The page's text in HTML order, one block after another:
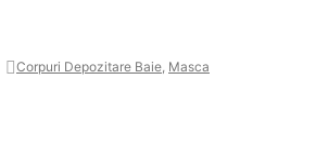
Corpuri Depozitare Baie, Masca